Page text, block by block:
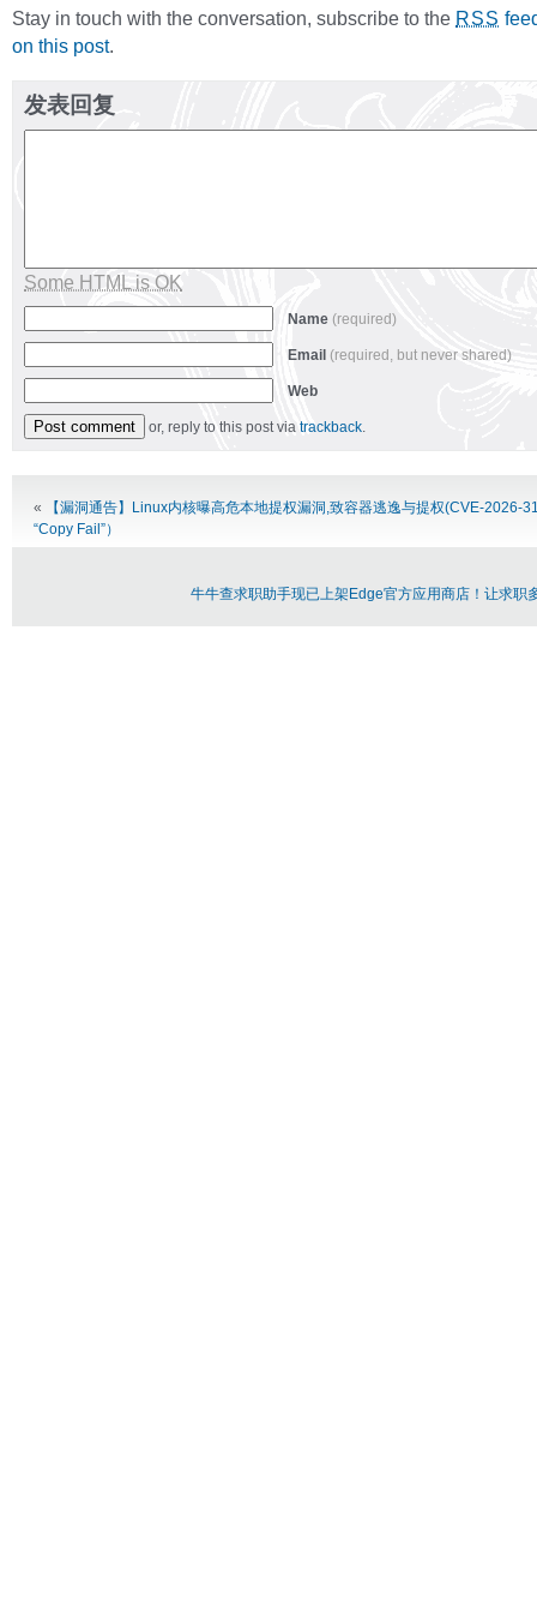
Stay in touch with the conversation, subscribe to the RSS
on this post.
发表回复
Some HTML is OK
Name (required)
Email (required, but never shared)
Web
or, reply to this post via trackback.
«
【漏洞通告】Linux内核曝高危本地提权漏洞,致容器逃逸与提权(CVE-2026-
“Copy Fail”）
牛牛查求职助手现已上架Edge官方应用商店！让求职